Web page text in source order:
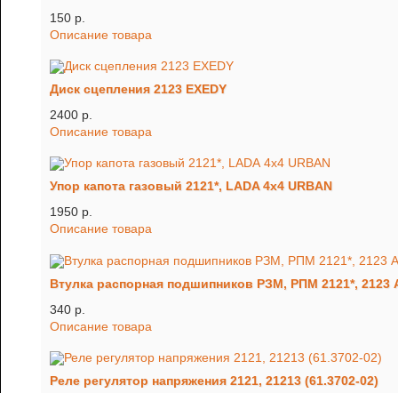
150 p.
Описание товара
Диск сцепления 2123 EXEDY
2400 p.
Описание товара
Упор капота газовый 2121*, LADA 4x4 URBAN
1950 p.
Описание товара
Втулка распорная подшипников РЗМ, РПМ 2121*, 2123
340 p.
Описание товара
Реле регулятор напряжения 2121, 21213 (61.3702-02)